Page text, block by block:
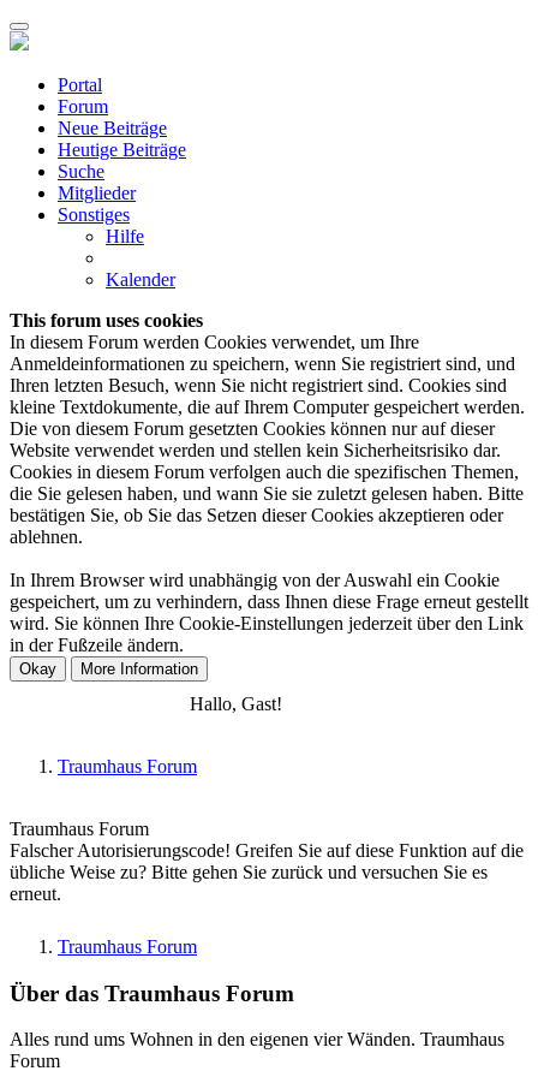
Portal
Forum
Neue Beiträge
Heutige Beiträge
Suche
Mitglieder
Sonstiges
Hilfe
Kalender
This forum uses cookies
In diesem Forum werden Cookies verwendet, um Ihre
Anmeldeinformationen zu speichern, wenn Sie registriert sind, und
Ihren letzten Besuch, wenn Sie nicht registriert sind. Cookies sind
kleine Textdokumente, die auf Ihrem Computer gespeichert werden.
Die von diesem Forum gesetzten Cookies können nur auf dieser
Website verwendet werden und stellen kein Sicherheitsrisiko dar.
Cookies in diesem Forum verfolgen auch die spezifischen Themen,
die Sie gelesen haben, und wann Sie sie zuletzt gelesen haben. Bitte
bestätigen Sie, ob Sie das Setzen dieser Cookies akzeptieren oder
ablehnen.
In Ihrem Browser wird unabhängig von der Auswahl ein Cookie
gespeichert, um zu verhindern, dass Ihnen diese Frage erneut gestellt
wird. Sie können Ihre Cookie-Einstellungen jederzeit über den Link
in der Fußzeile ändern.
Hallo, Gast!
Traumhaus Forum
Traumhaus Forum
Falscher Autorisierungscode! Greifen Sie auf diese Funktion auf die
übliche Weise zu? Bitte gehen Sie zurück und versuchen Sie es
erneut.
Traumhaus Forum
Über das Traumhaus Forum
Alles rund ums Wohnen in den eigenen vier Wänden. Traumhaus
Forum